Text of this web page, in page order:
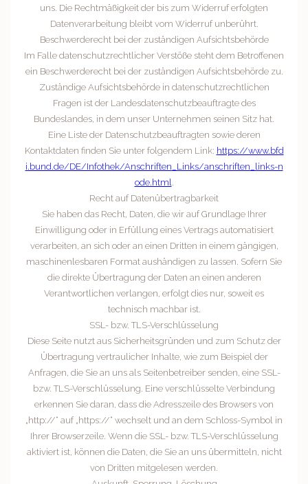
uns. Die Rechtmäßigkeit der bis zum Widerruf erfolgten
Datenverarbeitung bleibt vom Widerruf unberührt.
Beschwerderecht bei der zuständigen Aufsichtsbehörde
Im Falle datenschutzrechtlicher Verstöße steht dem Betroffenen
ein Beschwerderecht bei der zuständigen Aufsichtsbehörde zu.
Zuständige Aufsichtsbehörde in datenschutzrechtlichen
Fragen ist der Landesdatenschutzbeauftragte des
Bundeslandes, in dem unser Unternehmen seinen Sitz hat.
Eine Liste der Datenschutzbeauftragten sowie deren
Kontaktdaten finden Sie unter folgendem Link: https://www.bfd
i.bund.de/DE/Infothek/Anschriften_Links/anschriften_links-n
ode.html
Recht auf Datenübertragbarkeit
Sie haben das Recht, Daten, die wir auf Grundlage Ihrer
Einwilligung oder in Erfüllung eines Vertrags automatisiert
verarbeiten, an sich oder an einen Dritten in einem gängigen,
maschinenlesbaren Format aushändigen zu lassen. Sofern Sie
die direkte Übertragung der Daten an einen anderen
Verantwortlichen verlangen, erfolgt dies nur, soweit es
technisch machbar ist.
SSL- bzw. TLS-Verschlüsselung
Diese Seite nutzt aus Sicherheitsgründen und zum Schutz der
Übertragung vertraulicher Inhalte, wie zum Beispiel der
Anfragen, die Sie an uns als Seitenbetreiber senden, eine SSL-
bzw. TLS-Verschlüsselung. Eine verschlüsselte Verbindung
erkennen Sie daran, dass die Adresszeile des Browsers von
„http://“ auf „https://“ wechselt und an dem Schloss-Symbol in
Ihrer Browserzeile. Wenn die SSL- bzw. TLS-Verschlüsselung
aktiviert ist, können die Daten, die Sie an uns übermitteln, nicht
von Dritten mitgelesen werden.